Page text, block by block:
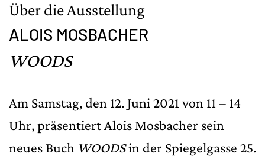
Über die Ausstellung
ALOIS MOSBACHER
WOODS
Am Samstag, den 12. Juni 2021 von 11 – 14
Uhr, präsentiert Alois Mosbacher sein
neues Buch WOODSin der Spiegelgasse 25.